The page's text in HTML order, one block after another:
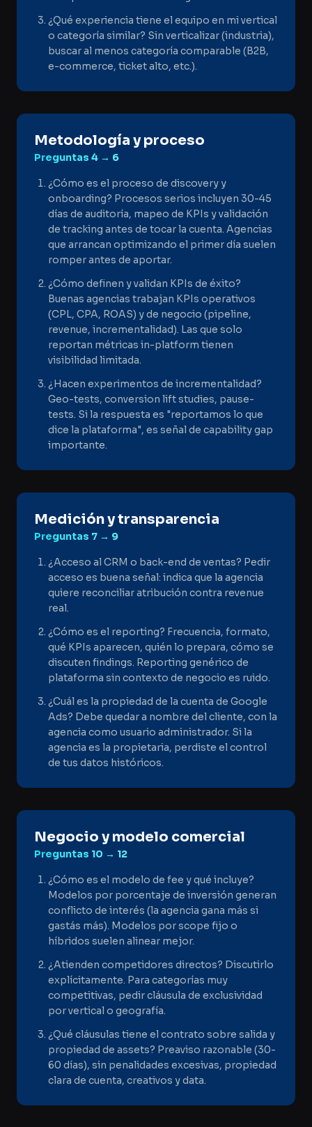
¿Qué experiencia tiene el equipo en mi vertical
o categoría similar? Sin verticalizar (industria),
buscar al menos categoría comparable (B2B,
e-commerce, ticket alto, etc.).
Metodología y proceso
Preguntas 4 → 6
¿Cómo es el proceso de discovery y
onboarding? Procesos serios incluyen 30-45
días de auditoría, mapeo de KPIs y validación
de tracking antes de tocar la cuenta. Agencias
que arrancan optimizando el primer día suelen
romper antes de aportar.
¿Cómo definen y validan KPIs de éxito?
Buenas agencias trabajan KPIs operativos
(CPL, CPA, ROAS) y de negocio (pipeline,
revenue, incrementalidad). Las que solo
reportan métricas in-platform tienen
visibilidad limitada.
¿Hacen experimentos de incrementalidad?
Geo-tests, conversion lift studies, pause-
tests. Si la respuesta es "reportamos lo que
dice la plataforma", es señal de capability gap
importante.
Medición y transparencia
Preguntas 7 → 9
¿Acceso al CRM o back-end de ventas? Pedir
acceso es buena señal: indica que la agencia
quiere reconciliar atribución contra revenue
real.
¿Cómo es el reporting? Frecuencia, formato,
qué KPIs aparecen, quién lo prepara, cómo se
discuten findings. Reporting genérico de
plataforma sin contexto de negocio es ruido.
¿Cuál es la propiedad de la cuenta de Google
Ads? Debe quedar a nombre del cliente, con la
agencia como usuario administrador. Si la
agencia es la propietaria, perdiste el control
de tus datos históricos.
Negocio y modelo comercial
Preguntas 10 → 12
¿Cómo es el modelo de fee y qué incluye?
Modelos por porcentaje de inversión generan
conflicto de interés (la agencia gana más si
gastás más). Modelos por scope fijo o
híbridos suelen alinear mejor.
¿Atienden competidores directos? Discutirlo
explícitamente. Para categorías muy
competitivas, pedir cláusula de exclusividad
por vertical o geografía.
¿Qué cláusulas tiene el contrato sobre salida y
propiedad de assets? Preaviso razonable (30-
60 días), sin penalidades excesivas, propiedad
clara de cuenta, creativos y data.